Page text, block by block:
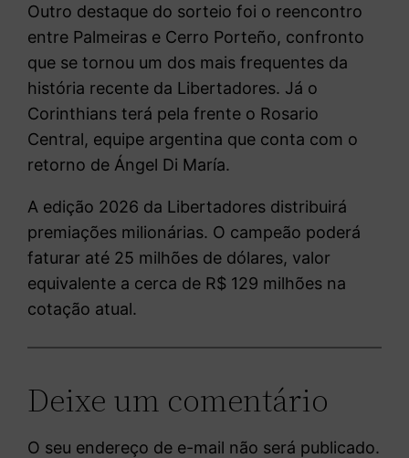
Outro destaque do sorteio foi o reencontro
entre Palmeiras e Cerro Porteño, confronto
que se tornou um dos mais frequentes da
história recente da Libertadores. Já o
Corinthians terá pela frente o Rosario
Central, equipe argentina que conta com o
retorno de Ángel Di María.
A edição 2026 da Libertadores distribuirá
premiações milionárias. O campeão poderá
faturar até 25 milhões de dólares, valor
equivalente a cerca de R$ 129 milhões na
cotação atual.
Deixe um comentário
O seu endereço de e-mail não será publicado.